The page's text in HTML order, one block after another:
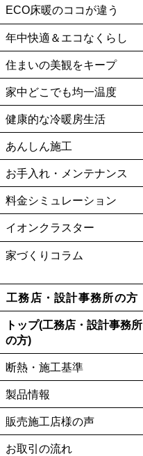
ECO床暖のココが違う
年中快適＆エコなくらし
住まいの美観をキープ
家中どこでも均一温度
健康的な冷暖房生活
あんしん施工
お手入れ・メンテナンス
料金シミュレーション
イオンクラスター
家づくりコラム
工務店・設計事務所の方
トップ(工務店・設計事務所
の方)
断熱・施工基準
製品情報
販売施工店様の声
お取引の流れ